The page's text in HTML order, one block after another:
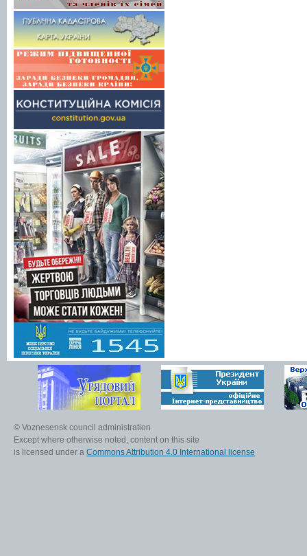
© Voznesensk council administration
Except where otherwise noted, content on this site
is licensed under a Commons Attribution 4.0 International license